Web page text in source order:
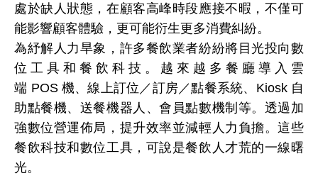
處於缺人狀態，在顧客高峰時段應接不暇，不僅可
能影響顧客體驗，更可能衍生更多消費糾紛。
為紓解人力旱象，許多餐飲業者紛紛將目光投向數
位工具和餐飲科技。越來越多餐廳導入雲
端 POS 機、線上訂位／訂房／點餐系統、Kiosk 自
助點餐機、送餐機器人、會員點數機制等。透過加
強數位營運佈局，提升效率並減輕人力負擔。這些
餐飲科技和數位工具，可說是餐飲人才荒的一線曙
光。